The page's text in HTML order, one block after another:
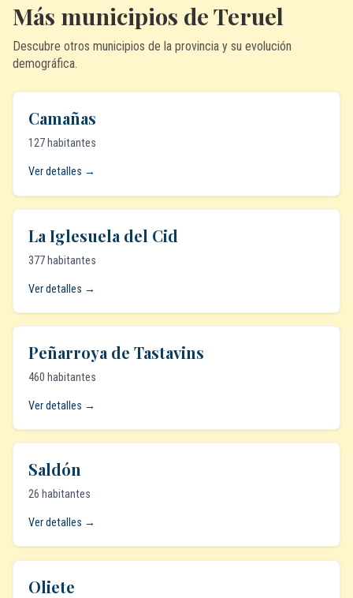
Más municipios de Teruel
Descubre otros municipios de la provincia y su evolución
demográfica.
Camañas
127 habitantes
Ver detalles →
La Iglesuela del Cid
377 habitantes
Ver detalles →
Peñarroya de Tastavins
460 habitantes
Ver detalles →
Saldón
26 habitantes
Ver detalles →
Oliete